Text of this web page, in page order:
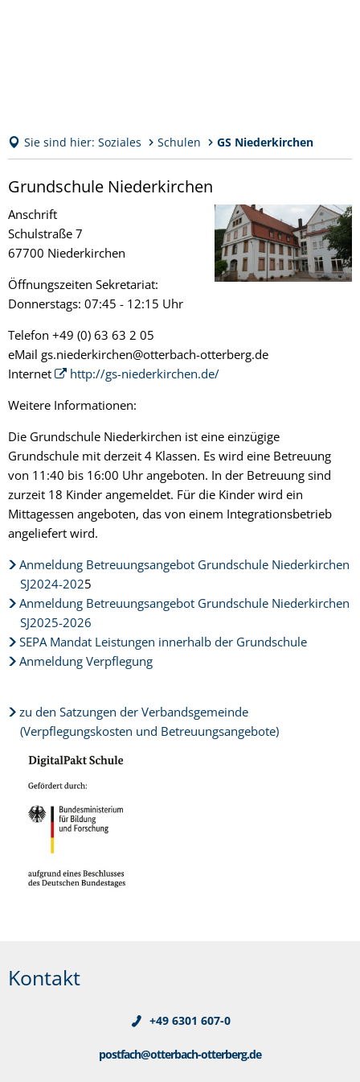
Sie sind hier: Soziales Schulen GS Niederkirchen
GS
Niederkirchen
Grundschule Niederkirchen
Anschrift
Schulstraße 7
67700 Niederkirchen
Öffnungszeiten Sekretariat:
Donnerstags: 07:45 - 12:15 Uhr
Telefon +49 (0) 63 63 2 05
eMail gs.niederkirchen@otterbach-otterberg.de
Internet
http://gs-niederkirchen.de/
Weitere Informationen:
Die Grundschule Niederkirchen ist eine einzügige
Grundschule mit derzeit 4 Klassen. Es wird eine Betreuung
von 11:40 bis 16:00 Uhr angeboten. In der Betreuung sind
zurzeit 18 Kinder angemeldet. Für die Kinder wird ein
Mittagessen angeboten, das von einem Integrationsbetrieb
angeliefert wird.
Anmeldung Betreuungsangebot Grundschule Niederkirchen
SJ2024-2025
Anmeldung Betreuungsangebot Grundschule Niederkirchen
SJ2025-2026
SEPA Mandat Leistungen innerhalb der Grundschule
Anmeldung Verpflegung
zu den Satzungen der Verbandsgemeinde
(Verpflegungskosten und Betreuungsangebote)
Kontakt
+49 6301 607-0
postfach@otterbach-otterberg.de